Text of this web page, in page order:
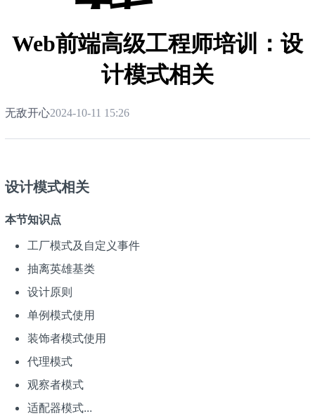
栈
Web前端高级工程师培训：设
计模式相关
无敌开心2024-10-11 15:26
设计模式相关
本节知识点
工厂模式及自定义事件
抽离英雄基类
设计原则
单例模式使用
装饰者模式使用
代理模式
观察者模式
适配器模式...